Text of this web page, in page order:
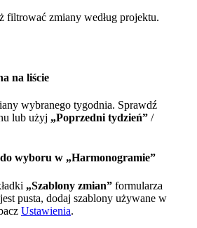
filtrować zmiany według projektu.
na liście
wybranego tygodnia. Sprawdź
lub użyj „Poprzedni tydzień” /
wyboru w „Harmonogramie”
„Szablony zmian” formularza
pusta, dodaj szablony używane w
Ustawienia.